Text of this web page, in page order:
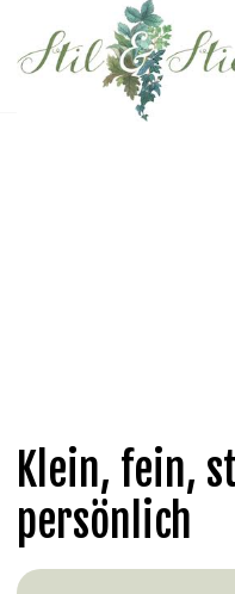
Klein, fein,
persönlich